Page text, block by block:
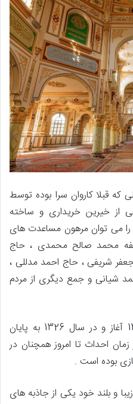
سال 1325 در محلی که قبلا کاروان سرا بوده توسط
خیرین خریداری و ساخته
می توان مرهون مساعدت های
محمد صالح محمدی ، حاج
شریفی ، حاج احمد مدللی ،
شیانی و جمع دیگری از مردم
ساخت این مسجد در سال 1325 آغاز و در سال 1326 به پایان
احداث تا امروز همچنان در
بوده است .
و بلند خود یکی از جاذبه های